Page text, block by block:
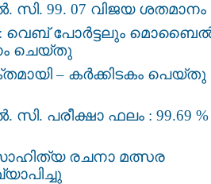
99. 07 വിജയ ശതമാനം
: വെബ് പോർട്ടലും
ചെയ്തു
– കർക്കിടകം പെയ്തു
പരീക്ഷാ ഫലം : 99.69 %
രചനാ മത്സര